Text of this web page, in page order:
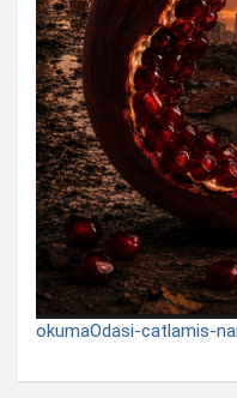
okumaOdasi-catlamis-